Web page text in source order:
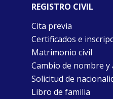
REGISTRO CIVIL
Cita previa
Certificados e
Matrimonio civil
Cambio de nombre y
Solicitud de
Libro de familia